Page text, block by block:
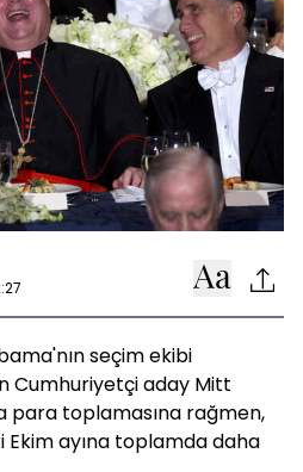
seçim ekibi
Cumhuriyetçi aday Mitt
para toplamasına rağmen,
ayına toplamda daha